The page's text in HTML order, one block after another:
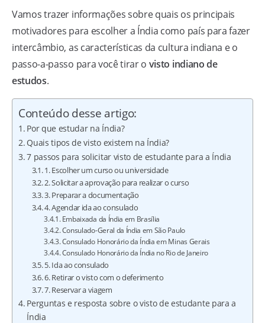
Vamos trazer informações sobre quais os principais
motivadores para escolher a Índia como país para fazer
intercâmbio, as características da cultura indiana e o
passo-a-passo para você tirar o visto indiano de
estudos.
Conteúdo desse artigo:
Por que estudar na Índia?
Quais tipos de visto existem na Índia?
7 passos para solicitar visto de estudante para a Índia
1. Escolher um curso ou universidade
2. Solicitar a aprovação para realizar o curso
3. Preparar a documentação
4. Agendar ida ao consulado
Embaixada da Índia em Brasília
Consulado-Geral da Índia em São Paulo
Consulado Honorário da Índia em Minas Gerais
Consulado Honorário da Índia no Rio de Janeiro
5. Ida ao consulado
6. Retirar o visto com o deferimento
7. Reservar a viagem
Perguntas e resposta sobre o visto de estudante para a
Índia